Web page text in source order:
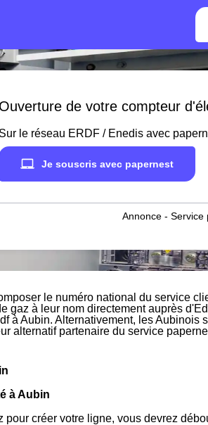
Ouverture de votre compteur
Sur le réseau ERDF / Enedis avec
Je souscris avec papernest
Annonce - Service
le numéro national du service
gaz à leur nom directement auprès
à Aubin. Alternativement, les Aubinois
alternatif partenaire du service
à Aubin
créer votre ligne, vous devrez